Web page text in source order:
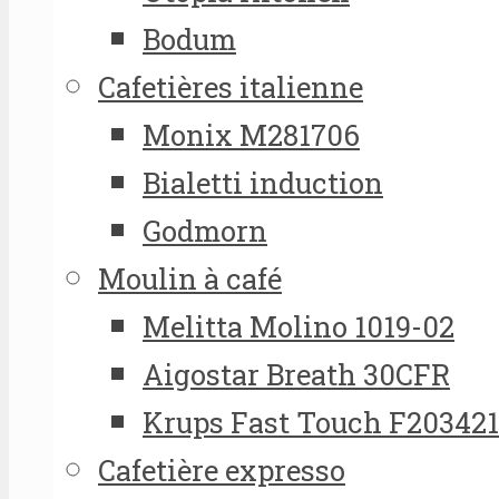
Bodum
Cafetières italienne
Monix M281706
Bialetti induction
Godmorn
Moulin à café
Melitta Molino 1019-02
Aigostar Breath 30CFR
Krups Fast Touch
Cafetière expresso